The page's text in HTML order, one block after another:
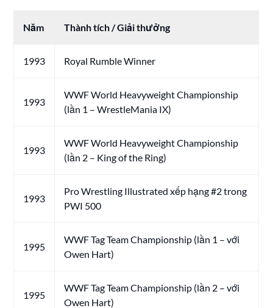
Năm Thành tích / Giải thưởng
1993 Royal Rumble Winner
1993
WWF World Heavyweight Championship
(lần 1 – WrestleMania IX)
1993
WWF World Heavyweight Championship
(lần 2 – King of the Ring)
1993
Pro Wrestling Illustrated xếp hạng #2 trong
PWI 500
1995
WWF Tag Team Championship (lần 1 – với
Owen Hart)
1995
WWF Tag Team Championship (lần 2 – với
Owen Hart)